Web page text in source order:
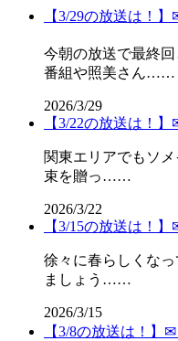
【3/29の放送は！
今朝の放送で最終
番組や照美さん……
2026/3/29
【3/22の放送は！
関東エリアでもソ
束を贈っ……
2026/3/22
【3/15の放送は！
徐々に春らしくな
ましょう……
2026/3/15
【3/8の放送は！】